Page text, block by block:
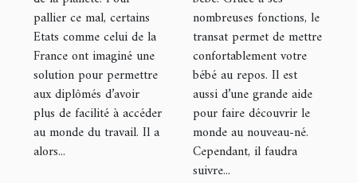
pallier ce mal, certains
Etats comme celui de la
France ont imaginé une
solution pour permettre
aux diplômés d’avoir
plus de facilité à accéder
au monde du travail. Il a
alors...
nombreuses fonctions, le
transat permet de mettre
confortablement votre
bébé au repos. Il est
aussi d’une grande aide
pour faire découvrir le
monde au nouveau-né.
Cependant, il faudra
suivre...